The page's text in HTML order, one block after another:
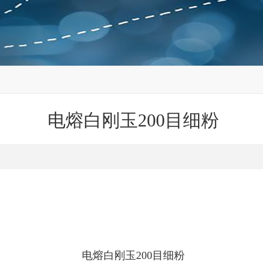
电熔白刚玉200目细粉
电熔白刚玉200目细粉